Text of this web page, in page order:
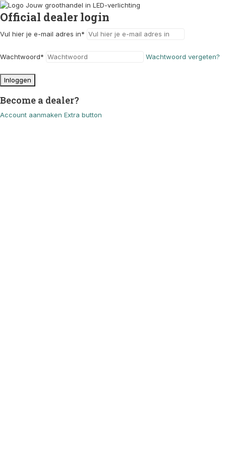
Official dealer login
Vul hier je e-mail adres in*
Wachtwoord* Wachtwoord vergeten?
Inloggen
Become a dealer?
Account aanmaken Extra button